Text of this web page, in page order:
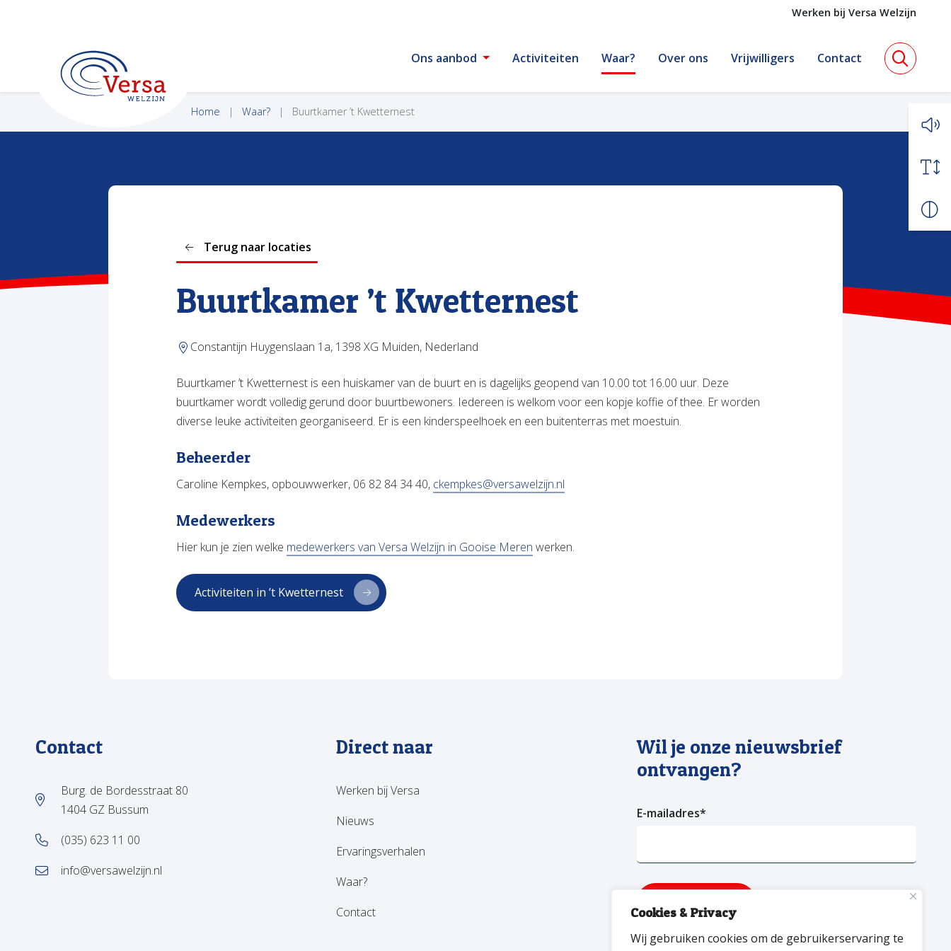
Cookies & Privacy
Wij gebruiken cookies om de gebruikerservaring te
Werken bij Versa Welzijn
VERSA WELZIJN Ons aanbod Activiteiten Waar? Over ons Vrijwilligers Contact
Home Waar? Buurtkamer ’t Kwetternest
Terug naar locaties
Buurtkamer ’t Kwetternest
Constantijn Huygenslaan 1a, 1398 XG Muiden, Nederland
Buurtkamer ’t Kwetternest is een huiskamer van de buurt en is dagelijks geopend van 10.00 tot 16.00 uur. Deze
buurtkamer wordt volledig gerund door buurtbewoners. Iedereen is welkom voor een kopje koffie of thee. Er worden
diverse leuke activiteiten georganiseerd. Er is een kinderspeelhoek en een buitenterras met moestuin.
Beheerder
Caroline Kempkes, opbouwwerker, 06 82 84 34 40, ckempkes@versawelzijn.nl
Medewerkers
Hier kun je zien welke medewerkers van Versa Welzijn in Gooise Meren werken.
Activiteiten in ’t Kwetternest
Contact
Burg. de Bordesstraat 80
1404 GZ Bussum
(035) 623 11 00
info@versawelzijn.nl
Direct naar
Werken bij Versa
Nieuws
Ervaringsverhalen
Waar?
Contact
Wil je onze nieuwsbrief
ontvangen?
E-mailadres*